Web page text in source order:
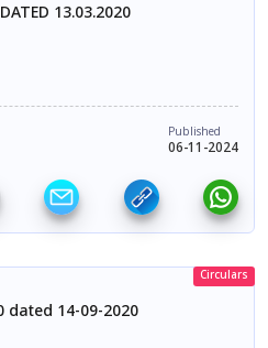
13.03.2020
Published
06-11-2024
Circulars
dated 14-09-2020